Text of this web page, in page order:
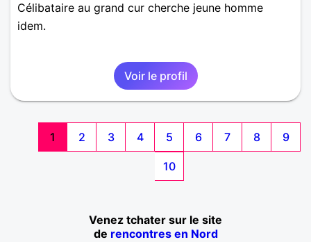
Célibataire au grand cur cherche jeune homme
idem.
Voir le profil
1 2 3 4 5 6 7 8 9
10
Venez tchater sur le site
de rencontres en Nord